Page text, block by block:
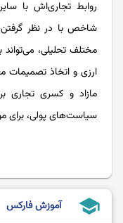
روابط تجاری‌اش با
شاخص با در نظر
مختلف تحلیلی،
ارزی و اتخاذ تصمیمات
مازاد و کسری تجاری
سیاست‌های پولی، برای
school آموزش فارکس